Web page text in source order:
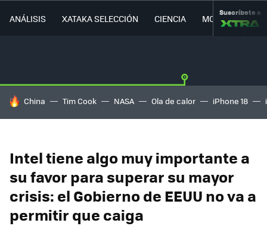
ANÁLISIS XATAKA SELECCIÓN CIENCIA MOVILIDAD
Suscríbete a
HOY SE HABLA DE
China Tim Cook NASA Ola de calor iPhone 18
Intel tiene algo muy importante a
su favor para superar su mayor
crisis: el Gobierno de EEUU no va a
permitir que caiga